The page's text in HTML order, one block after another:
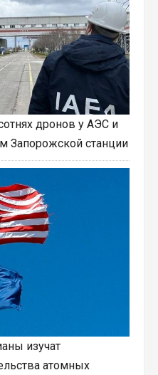
дронов у АЭС и
Запорожской станции
изучат
атомных